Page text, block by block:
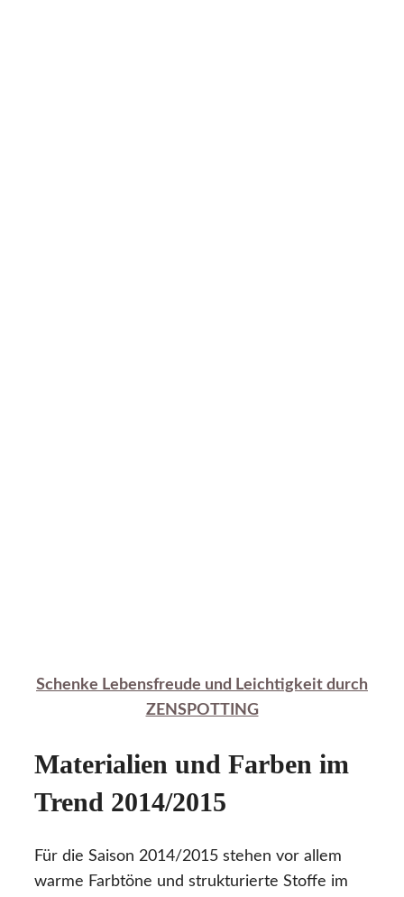
Schenke Lebensfreude und Leichtigkeit durch
ZENSPOTTING
Materialien und Farben im
Trend 2014/2015
Für die Saison 2014/2015 stehen vor allem
warme Farbtöne und strukturierte Stoffe im